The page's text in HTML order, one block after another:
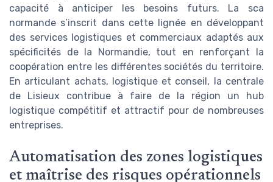
capacité à anticiper les besoins futurs. La sca
normande s’inscrit dans cette lignée en développant
des services logistiques et commerciaux adaptés aux
spécificités de la Normandie, tout en renforçant la
coopération entre les différentes sociétés du territoire.
En articulant achats, logistique et conseil, la centrale
de Lisieux contribue à faire de la région un hub
logistique compétitif et attractif pour de nombreuses
entreprises.
Automatisation des zones logistiques
et maîtrise des risques opérationnels